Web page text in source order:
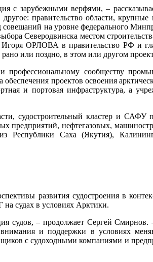
с зарубежными верфями, –
правительство области, крупные
совещаний на уровне федерального
Северодвинска местом
ОРЛОВА в правительство РФ и
рано или поздно, в этом или другом
сообществу
обеспечения проектов освоения
и портовая инфраструктура, а
судостроительный кластер и
предприятий, нефтегазовых,
Республики Саха (Якутия),
развития судостроения в
на судах в условиях Арктики.
судов, – продолжает Сергей Смирнов.
и поддержки в условиях
с судоходными компаниями и